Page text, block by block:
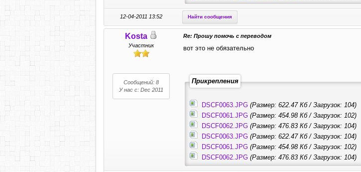
12-04-2011 13:52 Найти сообщения
Kosta
Участник
Сообщений: 8
У нас с: Dec 2011
Re: Прошу помочь с переводом
вот это не обязательно
Прикрепления
DSCF0063.JPG(Размер: 622.47 Кб / Загрузок: 104)
DSCF0061.JPG(Размер: 454.98 Кб / Загрузок: 102)
DSCF0062.JPG(Размер: 476.83 Кб / Загрузок: 104)
DSCF0063.JPG(Размер: 622.47 Кб / Загрузок: 104)
DSCF0061.JPG(Размер: 454.98 Кб / Загрузок: 102)
DSCF0062.JPG(Размер: 476.83 Кб / Загрузок: 104)